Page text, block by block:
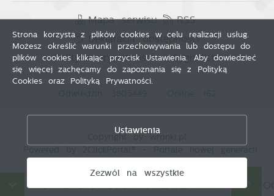
DANE O JAKOŚCI POWIETRZA
Mapa serwisu
RSS
Deklaracja dostępności
Polityka prywatności
Sygnalista
Strona korzysta z plików cookies w celu realizacji usług.
Możesz określić warunki przechowywania lub dostępu do
plików cookies klikając przycisk Ustawienia. Aby dowiedzieć
się więcej zachęcamy do zapoznania się z Polityką
Cookies oraz Polityką Prywatności.
Ustawienia
Zezwól na wszystkie
Zezwól na wszystkie